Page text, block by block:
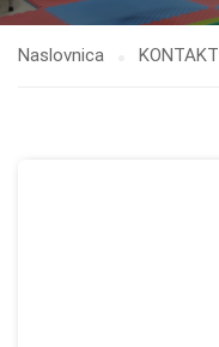
Naslovnica KONTAKT